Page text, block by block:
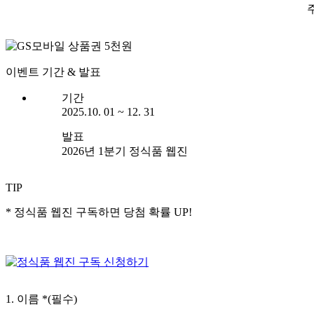
이벤트 기간 & 발표
기간
2025.10. 01 ~ 12. 31
발표
2026년 1분기 정식품 웹진
TIP
* 정식품 웹진 구독하면 당첨 확률 UP!
1. 이름 *(필수)